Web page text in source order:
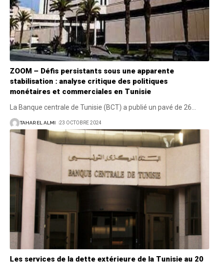
ZOOM – Défis persistants sous une apparente
stabilisation : analyse critique des politiques
monétaires et commerciales en Tunisie
La Banque centrale de Tunisie (BCT) a publié un pavé de 26
TAHAR EL ALMI 23 OCTOBRE 2024
Les services de la dette extérieure de la Tunisie au 20